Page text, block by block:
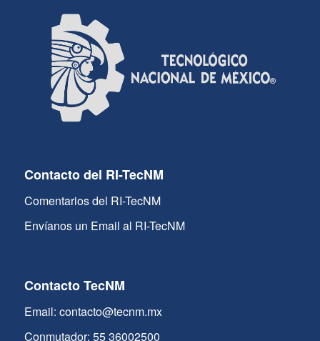
Contacto del RI-TecNM
Comentarios del RI-TecNM
Envíanos un Email al RI-TecNM
Contacto TecNM
Email: contacto@tecnm.mx
Conmutador: 55 36002500